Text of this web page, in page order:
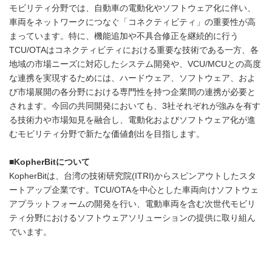
モビリティ分野では、自動車の電動化やソフトウェア化に伴い、
車両をネットワークにつなぐ「コネクティビティ」の重要性が高
まっています。特に、機能追加や不具合修正を継続的に行う
TCU/OTAはコネクティビティにおける重要な技術である一方、各
地域の市場ニーズに対応したシステム開発や、VCU/MCUとの高度
な連携を実現するためには、ハードウェア、ソフトウェア、およ
び市場展開の各分野における専門性を持つ企業間の連携が必要と
されます。今回の共同開発においても、3社それぞれが強みを有す
る技術力や市場知見を融合し、電動化およびソフトウェア化が進
むモビリティ分野で新たな価値創出を目指します。
■KopherBitについて
KopherBitは、台湾の技術研究院(ITRI)からスピンアウトしたスタ
ートアップ企業です。TCU/OTAを中心とした車両向けソフトウェ
アプラットフォームの開発を行い、電動車両を含む次世代モビリ
ティ分野におけるソフトウェアソリューションの提供に取り組ん
でいます。